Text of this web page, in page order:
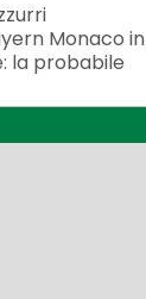
Monaco in
la probabile